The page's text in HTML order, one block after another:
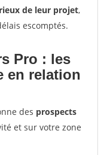
de leur projet,
escomptés.
Pro : les
en relation
des prospects
et sur votre zone